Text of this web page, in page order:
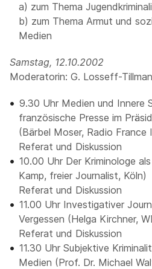
a) zum Thema
b) zum Thema Armut und
Medien
Samstag, 12.10.2002
Moderatorin: G. Losseff-
9.30 Uhr Medien und Innere
französische Presse im
(Bärbel Moser, Radio France
Referat und Diskussion
10.00 Uhr Der Kriminologe
Kamp, freier Journalist, Köln)
Referat und Diskussion
11.00 Uhr Investigativer
Vergessen (Helga Kirchner,
Referat und Diskussion
11.30 Uhr Subjektive
Medien (Prof. Dr. Michael